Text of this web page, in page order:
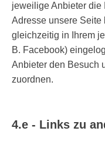
jeweilige Anbieter die
Adresse unsere Seite
gleichzeitig in Ihrem
B. Facebook)
Anbieter den Besuch
zuordnen.
4.e - Links zu